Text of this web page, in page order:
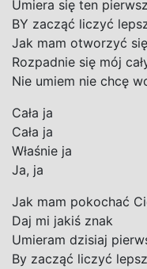
Umiera się ten
BY zacząć liczyć
Jak mam otworzyć
Rozpadnie się mój
Nie umiem nie chcę
Cała ja
Cała ja
Właśnie ja
Ja, ja
Jak mam pokochać
Daj mi jakiś znak
Umieram dzisiaj
By zacząć liczyć